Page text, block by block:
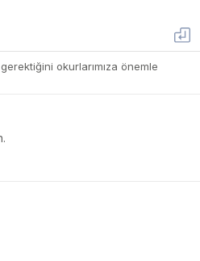
okurlarımıza önemle